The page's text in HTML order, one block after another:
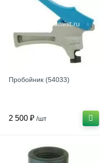
Пробойник (54033)
2 500 ₽ /шт